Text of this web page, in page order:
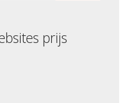
prijs